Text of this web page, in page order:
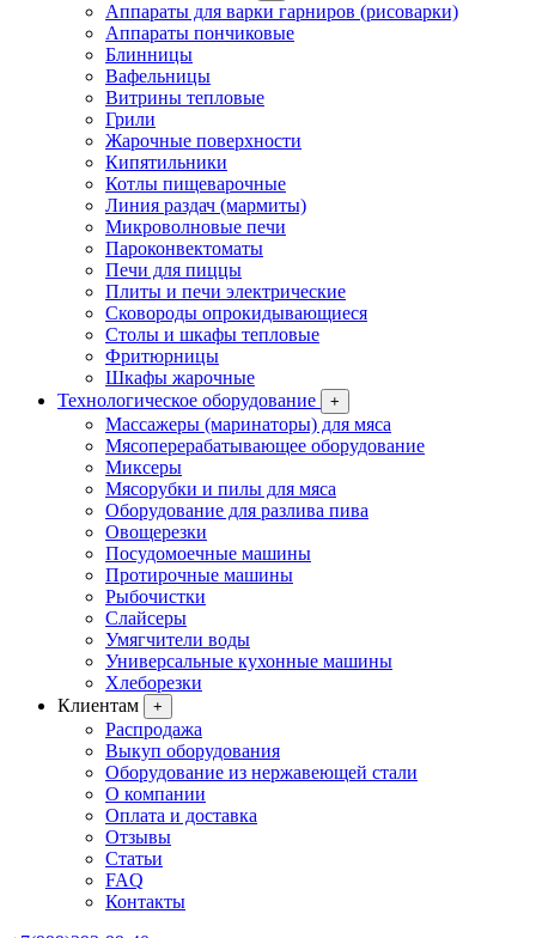
Аппараты для варки гарниров (рисоварки)
Аппараты пончиковые
Блинницы
Вафельницы
Витрины тепловые
Грили
Жарочные поверхности
Кипятильники
Котлы пищеварочные
Линия раздач (мармиты)
Микроволновые печи
Пароконвектоматы
Печи для пиццы
Плиты и печи электрические
Сковороды опрокидывающиеся
Столы и шкафы тепловые
Фритюрницы
Шкафы жарочные
Технологическое оборудование
+
Массажеры (маринаторы) для мяса
Мясоперерабатывающее оборудование
Миксеры
Мясорубки и пилы для мяса
Оборудование для разлива пива
Овощерезки
Посудомоечные машины
Протирочные машины
Рыбочистки
Слайсеры
Умягчители воды
Универсальные кухонные машины
Хлеборезки
Клиентам
+
Распродажа
Выкуп оборудования
Оборудование из нержавеющей стали
О компании
Оплата и доставка
Отзывы
Статьи
FAQ
Контакты